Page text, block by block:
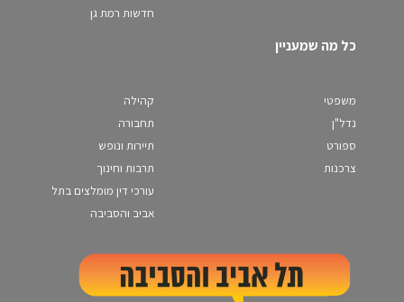
חדשות רמת גן
כל מה שמעניין
משפטי
נדל"ן
ספורט
צרכנות
קהילה
תחבורה
תיירות ונופש
תרבות וחינוך
עורכי דין מומלצים בתל
אביב והסביבה